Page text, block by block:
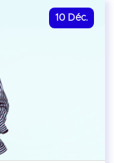
10 Déc.